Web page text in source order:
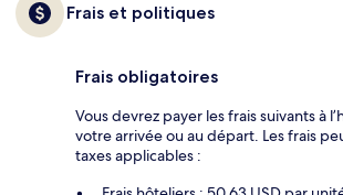
Frais et politiques
Frais obligatoires
Vous devrez payer les frais suivants à
votre arrivée ou au départ. Les frais
taxes applicables :